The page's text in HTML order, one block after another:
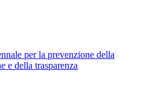
per la prevenzione della
e della trasparenza